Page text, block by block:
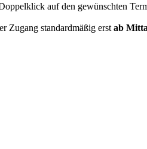
auf den gewünschten
Zugang standardmäßig erst ab